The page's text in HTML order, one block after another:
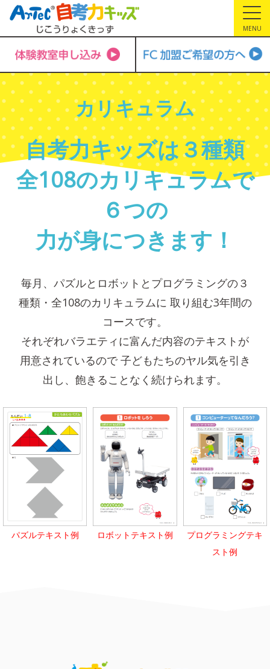
MENU
カリキュラム
自考力キッズは３種類
全108のカリキュラムで
６つの
力が身につきます！
毎月、パズルとロボットとプログラミングの３
種類・全108のカリキュラムに 取り組む3年間の
コースです。
それぞれバラエティに富んだ内容のテキストが
用意されているので子どもたちのヤル気を引き
出し、飽きることなく続けられます。
パズルテキスト例 ロボットテキスト例
プログラミングテキ
スト例